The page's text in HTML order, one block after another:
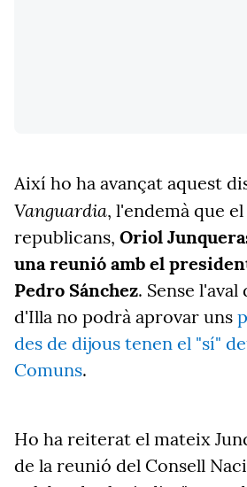
Així ho ha avançat aquest
Vanguardia, l'endemà que
republicans, Oriol
una reunió amb el
Pedro Sánchez. Sense
d'Illa no podrà aprovar uns
des de dijous tenen el "sí"
Comuns.
Ho ha reiterat el mateix
de la reunió del Consell